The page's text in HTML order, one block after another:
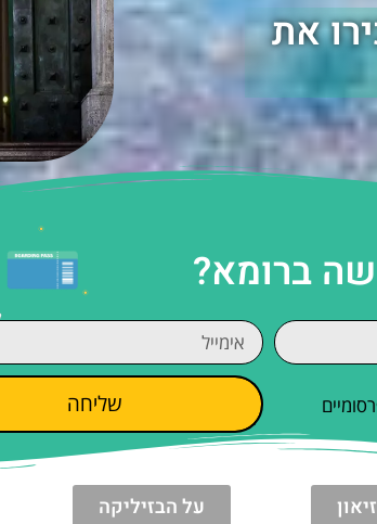
את
ברומא?
שליחה
על הבזיליקה